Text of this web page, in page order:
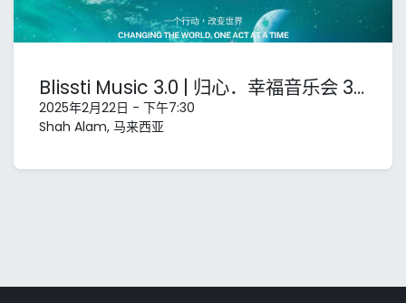
Blissti Music 3.0 | 归心．幸福音乐会 3.0
2025年2月22日 - 下午7:30
Shah Alam, 马来西亚